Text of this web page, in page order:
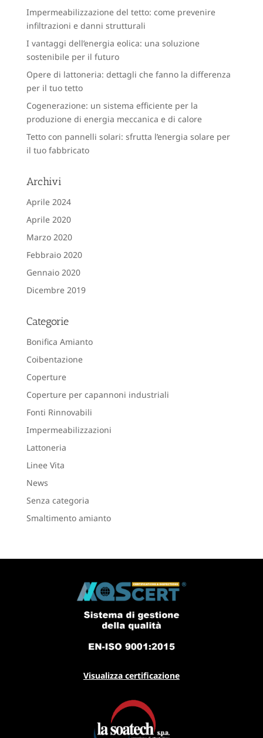
Impermeabilizzazione del tetto: come prevenire
infiltrazioni e danni strutturali
I vantaggi dell’energia eolica: una soluzione
sostenibile per il futuro
Opere di lattoneria: dettagli che fanno la differenza
per il tuo tetto
Cogenerazione: un sistema efficiente per la
produzione di energia meccanica e di calore
Tetto con pannelli solari: sfrutta l’energia solare per
il tuo fabbricato
Archivi
Aprile 2024
Aprile 2020
Marzo 2020
Febbraio 2020
Gennaio 2020
Dicembre 2019
Categorie
Bonifica Amianto
Coibentazione
Coperture
Coperture per capannoni industriali
Fonti Rinnovabili
Impermeabilizzazioni
Lattoneria
Linee Vita
News
Senza categoria
Smaltimento amianto
Visualizza certificazione